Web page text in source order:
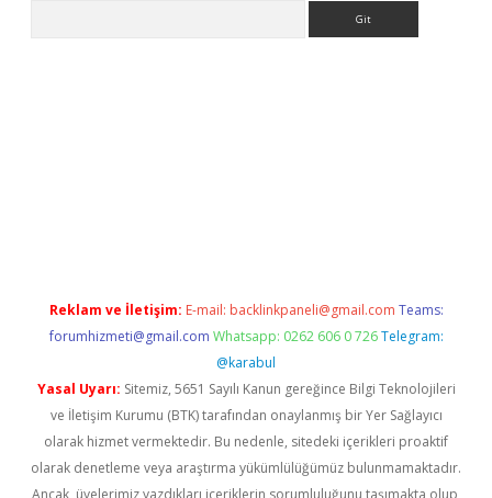
Reklam ve İletişim: E-mail: backlinkpaneli@gmail.com Teams:
forumhizmeti@gmail.com Whatsapp: 0262 606 0 726 Telegram:
@karabul
Yasal Uyarı: Sitemiz, 5651 Sayılı Kanun gereğince Bilgi Teknolojileri
ve İletişim Kurumu (BTK) tarafından onaylanmış bir Yer Sağlayıcı
olarak hizmet vermektedir. Bu nedenle, sitedeki içerikleri proaktif
olarak denetleme veya araştırma yükümlülüğümüz bulunmamaktadır.
Ancak, üyelerimiz yazdıkları içeriklerin sorumluluğunu taşımakta olup,